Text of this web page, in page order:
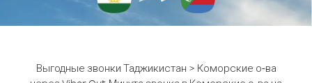
Выгодные звонки Таджикистан > Коморские о-ва